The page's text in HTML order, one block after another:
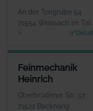
An der Tongrube 54
71554 Weissach im Tal
www.fahrschule-
Feinmechanik
Heinrich
Oberbrüdener Str. 57
71522 Backnang
FEINMECHANIK
Herr Jürgen
Keine Website